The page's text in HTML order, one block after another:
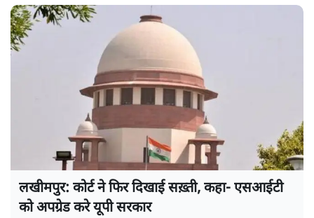
लखीमपुर: कोर्ट ने फिर दिखाई सख़्ती, कहा- एसआईटी
को अपग्रेड करे यूपी सरकार